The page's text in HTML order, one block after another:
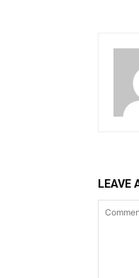
LEAVE